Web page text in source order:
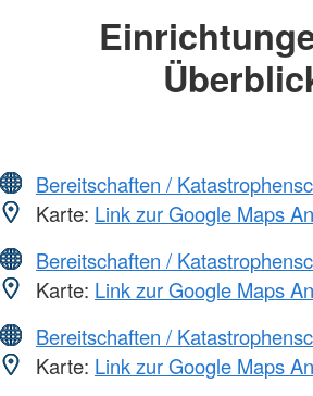
Bereitschaften /
Karte: Link zur Google Maps
Bereitschaften /
Karte: Link zur Google Maps
Bereitschaften /
Karte: Link zur Google Maps